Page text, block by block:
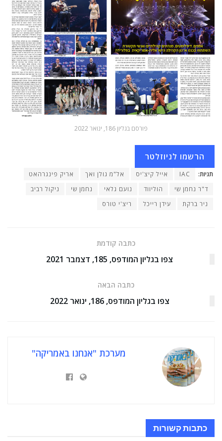
פורסם בגליון 186, ינואר 2022
הרשמו לניוזלטר
תגיות: IAC אייל קיצ'יס אל"מ גולן ואך
אריק פינגרהאט
ד"ר נחמן שי
הוליווד נועם גלאי נחמן שי
ניקול רביב
ניר ברקת
עידן רייכל ריצ'י טורס
כתבה קודמת
צפו בגליון המודפס, 185, דצמבר 2021
כתבה הבאה
צפו בגליון המודפס, 186, ינואר 2022
מערכת "אנחנו באמריקה"
כתבותקשורות